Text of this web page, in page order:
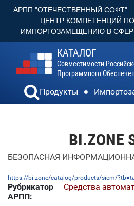
АРПП "ОТЕЧЕСТВЕННЫЙ СОФТ"
ЦЕНТР КОМПЕТЕНЦИЙ ПО
ИМПОРТОЗАМЕЩЕНИЮ В
КАТАЛОГ
Совместимости
Программного
Продукты
BI.ZONE
БЕЗОПАСНАЯ
https://bi.zone/catalog/products/siem/
Рубрикатор
АРПП:
Средства